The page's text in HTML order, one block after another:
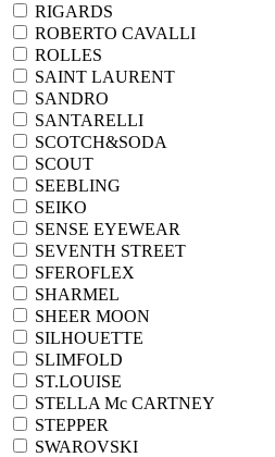
RIGARDS
ROBERTO CAVALLI
ROLLES
SAINT LAURENT
SANDRO
SANTARELLI
SCOTCH&SODA
SCOUT
SEEBLING
SEIKO
SENSE EYEWEAR
SEVENTH STREET
SFEROFLEX
SHARMEL
SHEER MOON
SILHOUETTE
SLIMFOLD
ST.LOUISE
STELLA Mc CARTNEY
STEPPER
SWAROVSKI